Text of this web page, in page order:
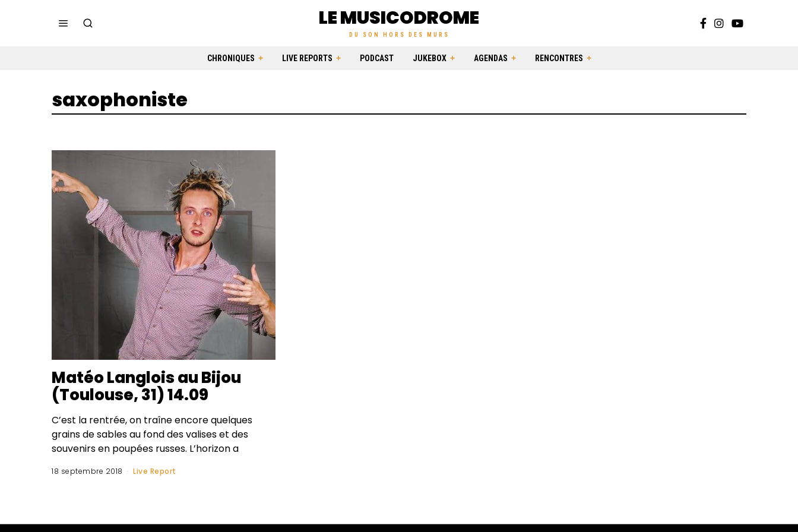
LE MUSICODROME
DU SON HORS DES MURS
CHRONIQUES LIVE REPORTS PODCAST JUKEBOX AGENDAS RENCONTRES
saxophoniste
Matéo Langlois au Bijou
(Toulouse, 31) 14.09
C’est la rentrée, on traîne encore quelques
grains de sables au fond des valises et des
souvenirs en poupées russes. L’horizon a
18 septembre 2018 Live Report